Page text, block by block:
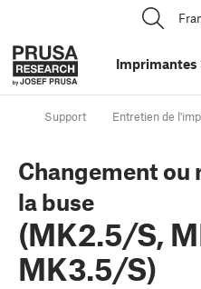
Imprimantes
Support Entretien de
Changement ou
la buse
(MK2.5/S,
MK3.5/S)